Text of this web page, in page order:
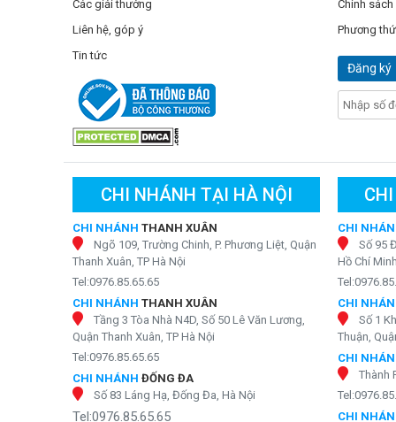
Máy lọc hydrogen Geyser
Với thiết kế khối nhỏ gọn, máy lọc nước Geyser Ecotar
bạn. Từ phòng khách đến phòng bếp, bạn có thể linh
Các giải thưởng
Liên hệ, góp ý
Tin tức
Chính
Phương
Đăng ký
CHI NHÁNH TẠI HÀ NỘI
CHI NHÁNH THANH XUÂN
Ngõ 109, Trường Chinh, P. Phương Liệt, Quận
Thanh Xuân, TP Hà Nội
Tel:0976.85.65.65
CHI NHÁNH THANH XUÂN
Tầng 3 Tòa Nhà N4D, Số 50 Lê Văn Lương,
Quận Thanh Xuân, TP Hà Nội
Tel:0976.85.65.65
CHI NHÁNH ĐỐNG ĐA
Số 83 Láng Hạ, Đống Đa, Hà Nội
Tel:0976.85.65.65
CHI
Số 95
Hồ Chí Minh
CHI
Số 1
Thuận,
CHI
Thành
CHI